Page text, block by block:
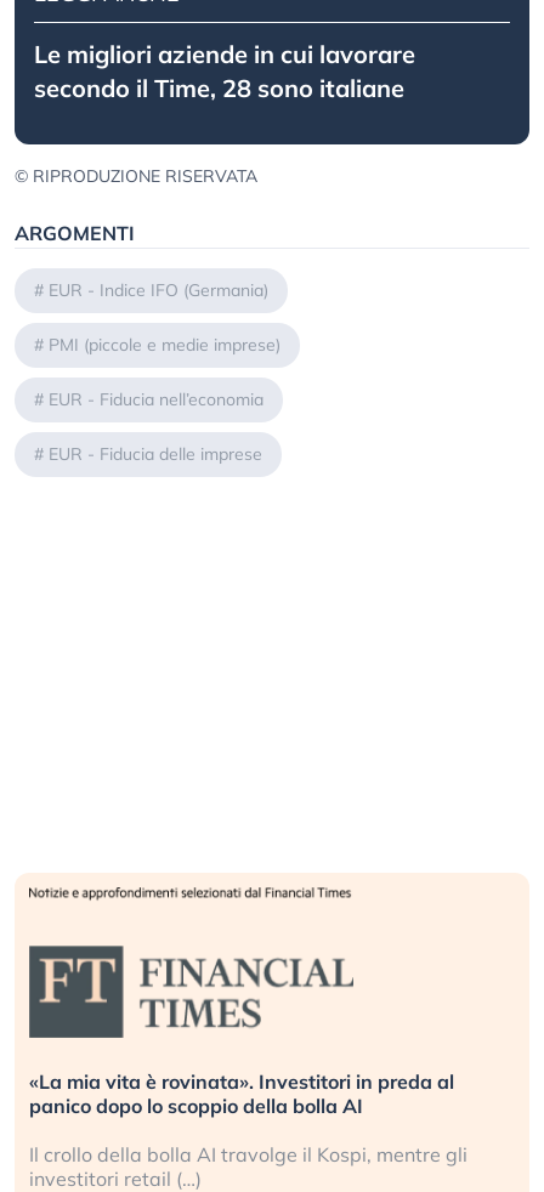
Le migliori aziende in cui lavorare
secondo il Time, 28 sono italiane
© RIPRODUZIONE RISERVATA
ARGOMENTI
# EUR - Indice IFO (Germania)
# PMI (piccole e medie imprese)
# EUR - Fiducia nell’economia
# EUR - Fiducia delle imprese
al
gli
Quando la finanza pesa più dell’economia
L’America sta ripetendo gli errori del 2008?
La ricchezza mondiale cresce, ma è sempre
sganciata dall’economia reale. (…)